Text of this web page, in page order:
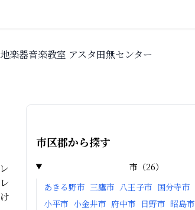
楽器音楽教室 アスタ田無センター
市区郡から探す
市 （26）
あきる野市 三鷹市 八王子市 国分寺市
小平市 小金井市 府中市 日野市 昭島市